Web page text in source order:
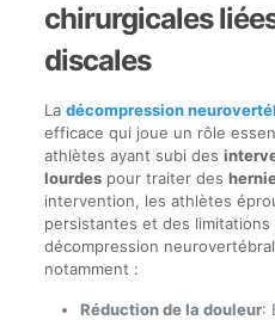
chirurgicales
discales
La décompression
efficace qui joue un rôle
athlètes ayant subi des
lourdespour traiter des
intervention, les athlètes
persistantes et des limitations
décompression
notamment :
Réduction de la douleur: